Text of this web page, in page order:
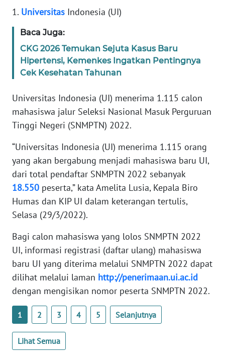
1. Universitas Indonesia (UI)
Baca Juga:
CKG 2026 Temukan Sejuta Kasus Baru
Hipertensi, Kemenkes Ingatkan Pentingnya
Cek Kesehatan Tahunan
Universitas Indonesia (UI) menerima 1.115 calon
mahasiswa jalur Seleksi Nasional Masuk Perguruan
Tinggi Negeri (SNMPTN) 2022.
“Universitas Indonesia (UI) menerima 1.115 orang
yang akan bergabung menjadi mahasiswa baru UI,
dari total pendaftar SNMPTN 2022 sebanyak
18.550 peserta,” kata Amelita Lusia, Kepala Biro
Humas dan KIP UI dalam keterangan tertulis,
Selasa (29/3/2022).
Bagi calon mahasiswa yang lolos SNMPTN 2022
UI, informasi registrasi (daftar ulang) mahasiswa
baru UI yang diterima melalui SNMPTN 2022 dapat
dilihat melalui laman http://penerimaan.ui.ac.id
dengan mengisikan nomor peserta SNMPTN 2022.
1 2 3 4 5 Selanjutnya
Lihat Semua
WN
WN
JAMBI
SULTRA
WN
NTB
WN
SULTENG
WN
WN
BABEL
WN
SUMSEL